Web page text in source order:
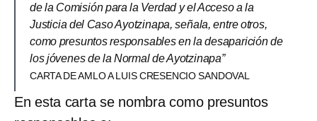
de la Comisión para la Verdad y el Acceso a la
Justicia del Caso Ayotzinapa, señala, entre otros,
como presuntos responsables en la desaparición de
los jóvenes de la Normal de Ayotzinapa”
CARTA DE AMLO A LUIS CRESENCIO SANDOVAL
En esta carta se nombra como presuntos